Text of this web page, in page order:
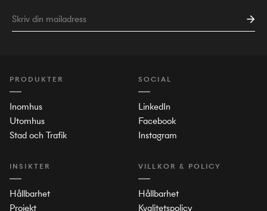
PRODUKTER
Inomhus
Utomhus
Stad och Trafik
INSIKTER
Hållbarhet
Projekt
SOCIAL
LinkedIn
Facebook
Instagram
VILLKOR & POLICY
Hållbarhet
Kvalitetspolicy